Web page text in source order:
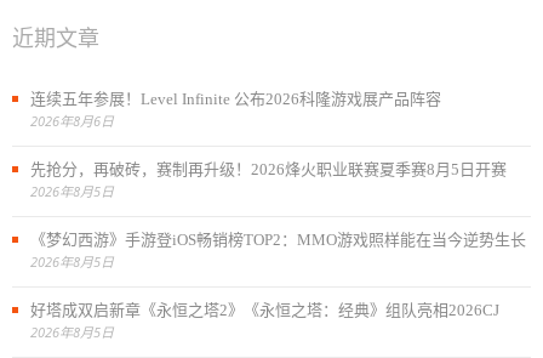
近期文章
连续五年参展！Level Infinite 公布2026科隆游戏展产品阵容
2026年8月6日
先抢分，再破砖，赛制再升级！2026烽火职业联赛夏季赛8月5日开赛
2026年8月5日
《梦幻西游》手游登iOS畅销榜TOP2：MMO游戏照样能在当今逆势生长
2026年8月5日
好塔成双启新章《永恒之塔2》《永恒之塔：经典》组队亮相2026CJ
2026年8月5日